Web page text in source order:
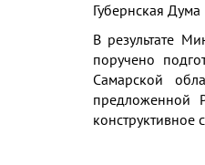
Губернская Дума
В результате
поручено
Самарской
предложенной
конструктивное